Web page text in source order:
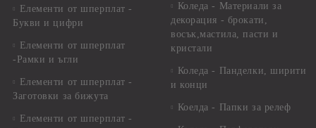
Елементи от шперплат -
Букви и цифри
Елементи от шперплат
-Рамки и ъгли
Елементи от шперплат -
Заготовки за бижута
Елементи от шперплат -
Коледа - Материали за
декорация - брокати,
восък,мастила, пасти и
кристали
Коледа - Панделки, ширити
и конци
Коелда - Папки за релеф